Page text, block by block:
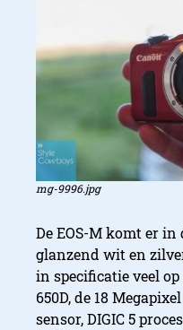
mg-9996.jpg
De EOS-M komt er
glanzend wit en
in specificatie veel op
650D, de 18
sensor, DIGIC 5